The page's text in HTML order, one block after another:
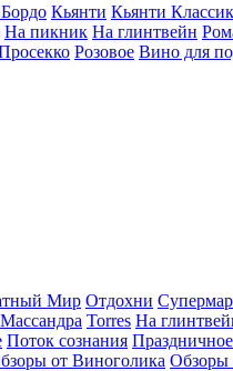
Кьянти Кьянти
На пикник На глинтвейн
Розовое Вино для
Мир Отдохни
Массандра Torres На
Поток сознания Праздничное
от Виноголика Обзоры